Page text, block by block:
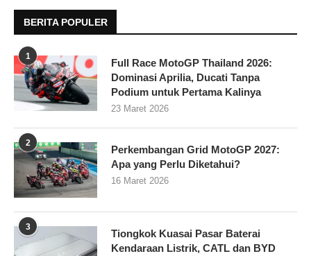
BERITA POPULER
1
Full Race MotoGP Thailand 2026:
Dominasi Aprilia, Ducati Tanpa
Podium untuk Pertama Kalinya
23 Maret 2026
2
Perkembangan Grid MotoGP 2027:
Apa yang Perlu Diketahui?
16 Maret 2026
3
Tiongkok Kuasai Pasar Baterai
Kendaraan Listrik, CATL dan BYD